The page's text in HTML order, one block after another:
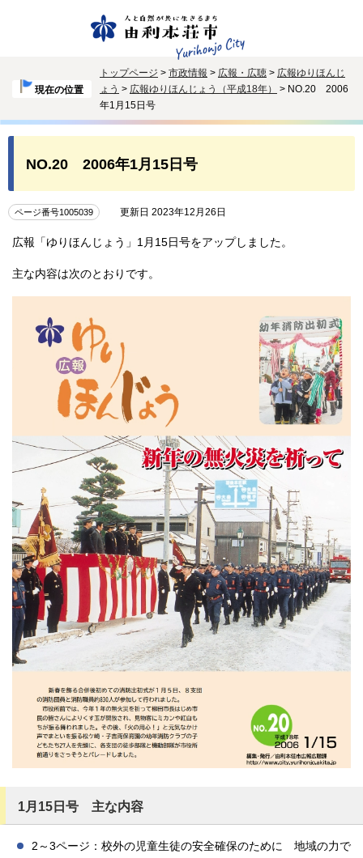
現在の位置
トップページ > 市政情報 > 広報・広聴 > 広報ゆりほんじ
ょう > 広報ゆりほんじょう（平成18年）
> NO.20 2006
年1月15日号
NO.20 2006年1月15日号
ページ番号1005039 更新日 2023年12月26日
広報「ゆりほんじょう」1月15日号をアップしました。
主な内容は次のとおりです。
1月15日号 主な内容
2～3ページ：校外の児童生徒の安全確保のために 地域の力で